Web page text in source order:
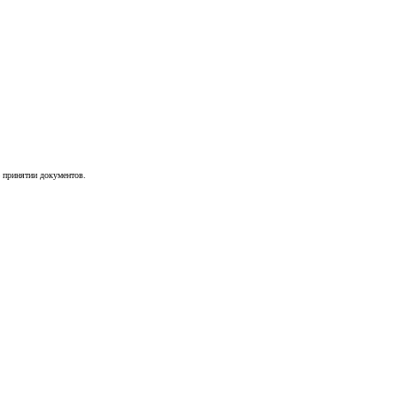
документов.